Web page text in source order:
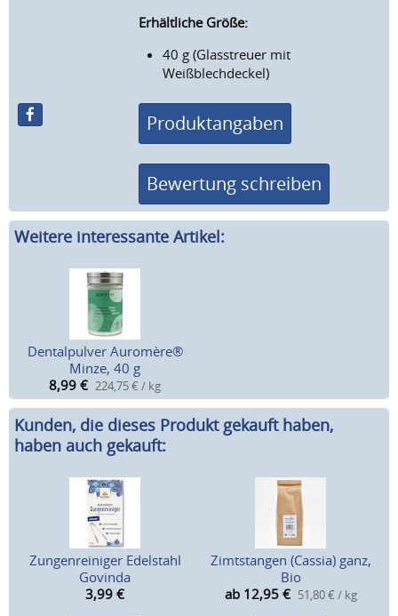
Erhältliche Größe:
40 g (Glasstreuer mit
Weißblechdeckel)
Produktangaben
Bewertung schreiben
Weitere interessante Artikel:
Dentalpulver Auromère®
Minze, 40 g
8,99 € 224,75 € / kg
Kunden, die dieses Produkt gekauft haben,
haben auch gekauft:
Zungenreiniger Edelstahl
Govinda
3,99 €
Zimtstangen (Cassia) ganz,
Bio
ab 12,95 € 51,80 € / kg